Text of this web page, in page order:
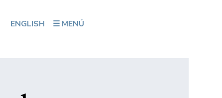
ENGLISH ☰ MENÚ